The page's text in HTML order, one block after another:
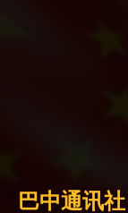
巴中通讯社